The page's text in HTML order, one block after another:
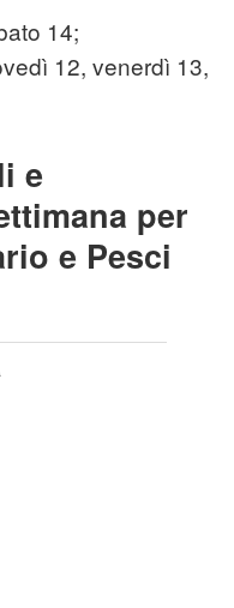
14;
12, venerdì 13,
e
per
e Pesci